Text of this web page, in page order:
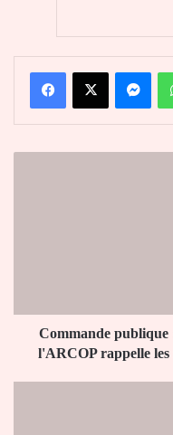
FacebookX
rappelle
autorités
Commande
l'ARCOP rappelle